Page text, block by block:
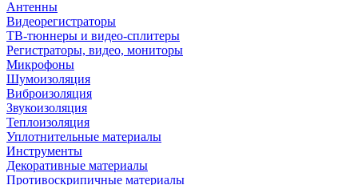
Антенны
Видеорегистраторы
ТВ-тюннеры и видео-сплитеры
Регистраторы, видео, мониторы
Микрофоны
Шумоизоляция
Виброизоляция
Звукоизоляция
Теплоизоляция
Уплотнительные материалы
Инструменты
Декоративные материалы
Противоскрипичные материалы